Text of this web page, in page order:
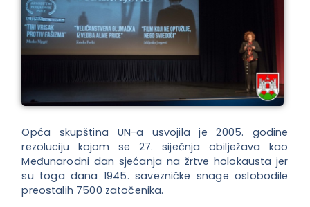
Opća skupština UN-a usvojila je 2005. godine
rezoluciju kojom se 27. siječnja obilježava kao
Međunarodni dan sjećanja na žrtve holokausta jer
su toga dana 1945. savezničke snage oslobodile
preostalih 7500 zatočenika.